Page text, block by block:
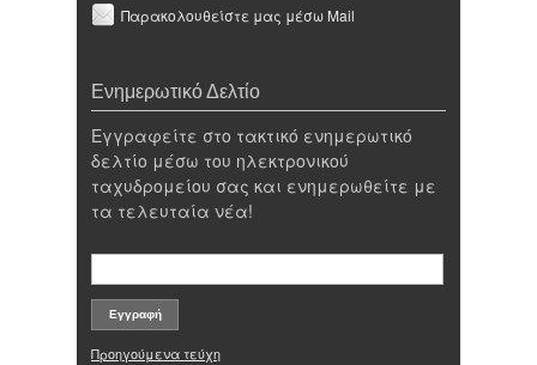
Παρακολουθείστε μας μέσω Mail
Ενημερωτικό Δελτίο
Εγγραφείτε στο τακτικό ενημερωτικό
δελτίο μέσω του ηλεκτρονικού
ταχυδρομείου σας και ενημερωθείτε με
τα τελευταία νέα!
Προηγούμενα τεύχη